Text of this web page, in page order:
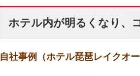
ホテル内が明るくなり、
自社事例（ホテル琵琶レイクオー